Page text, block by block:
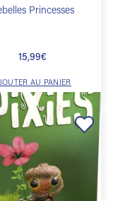
Princesses
15,99€
AU PANIER